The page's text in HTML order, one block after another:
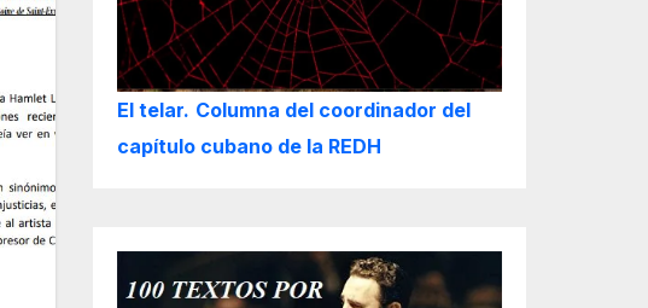
El telar. Columna del coordinador del
capítulo cubano de la REDH